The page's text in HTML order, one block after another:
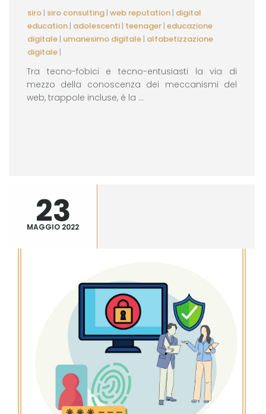
siro | siro consulting | web reputation | digital
education | adolescenti | teenager | educazione
digitale | umanesimo digitale | alfabetizzazione
digitale |
Tra tecno-fobici e tecno-entusiasti la via di
mezzo della conoscenza dei meccanismi del
web, trappole incluse, è la ...
23
MAGGIO 2022